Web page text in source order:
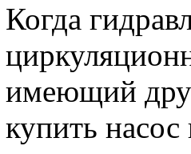
Когда
имеющий
купить